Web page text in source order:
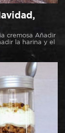
cremosa Añadir
la harina y el